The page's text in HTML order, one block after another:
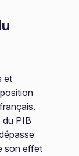
et
PIB
son effet